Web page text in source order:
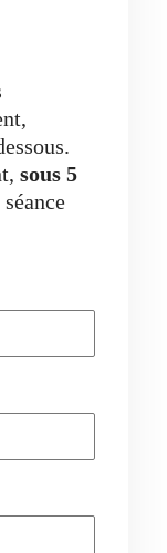
sous 5